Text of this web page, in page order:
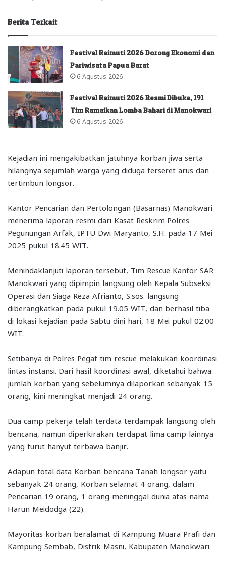
Berita Terkait
Festival Raimuti 2026 Dorong Ekonomi dan
Pariwisata Papua Barat
6 Agustus 2026
Festival Raimuti 2026 Resmi Dibuka, 191
Tim Ramaikan Lomba Bahari di Manokwari
6 Agustus 2026
Kejadian ini mengakibatkan jatuhnya korban jiwa serta
hilangnya sejumlah warga yang diduga terseret arus dan
tertimbun longsor.
Kantor Pencarian dan Pertolongan (Basarnas) Manokwari
menerima laporan resmi dari Kasat Reskrim Polres
Pegunungan Arfak, IPTU Dwi Maryanto, S.H. pada 17 Mei
2025 pukul 18.45 WIT.
Menindaklanjuti laporan tersebut, Tim Rescue Kantor SAR
Manokwari yang dipimpin langsung oleh Kepala Subseksi
Operasi dan Siaga Reza Afrianto, S.sos. langsung
diberangkatkan pada pukul 19.05 WIT, dan berhasil tiba
di lokasi kejadian pada Sabtu dini hari, 18 Mei pukul 02.00
WIT.
Setibanya di Polres Pegaf tim rescue melakukan koordinasi
lintas instansi. Dari hasil koordinasi awal, diketahui bahwa
jumlah korban yang sebelumnya dilaporkan sebanyak 15
orang, kini meningkat menjadi 24 orang.
Dua camp pekerja telah terdata terdampak langsung oleh
bencana, namun diperkirakan terdapat lima camp lainnya
yang turut hanyut terbawa banjir.
Adapun total data Korban bencana Tanah longsor yaitu
sebanyak 24 orang, Korban selamat 4 orang, dalam
Pencarian 19 orang, 1 orang meninggal dunia atas nama
Harun Meidodga (22).
Mayoritas korban beralamat di Kampung Muara Prafi dan
Kampung Sembab, Distrik Masni, Kabupaten Manokwari.